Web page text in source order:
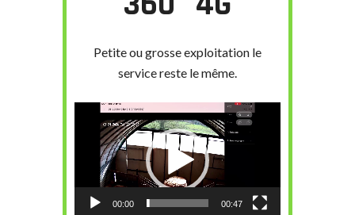
Petite ou grosse exploitation le
service reste le même.
Lecteur
vidéo
00:00 00:47